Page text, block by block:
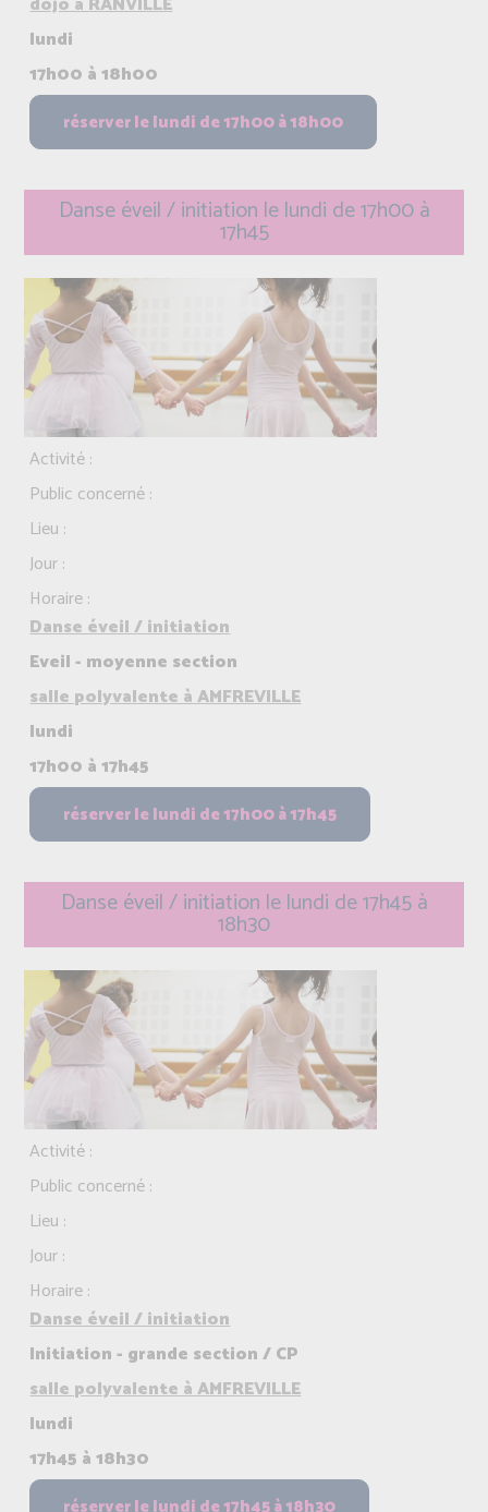
lundi
17h00 à 18h00
Danse éveil / initiation le lundi de 17h00 à
17h45
Activité :
Public concerné :
Lieu :
Jour :
Horaire :
Danse éveil / initiation
Eveil - moyenne section
salle polyvalente à AMFREVILLE
lundi
17h00 à 17h45
Danse éveil / initiation le lundi de 17h45 à
18h30
Activité :
Public concerné :
Lieu :
Jour :
Horaire :
Danse éveil / initiation
Initiation - grande section / CP
salle polyvalente à AMFREVILLE
lundi
17h45 à 18h30